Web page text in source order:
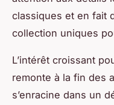
classiques et en fait
collection uniques
L’intérêt croissant
remonte à la fin des
s’enracine dans un